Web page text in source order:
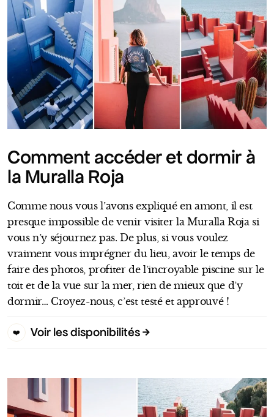
Comment accéder et dormir à
la Muralla Roja
Comme nous vous l’avons expliqué en amont, il est
presque impossible de venir visiter la Muralla Roja si
vous n’y séjournez pas. De plus, si vous voulez
vraiment vous imprégner du lieu, avoir le temps de
faire des photos, profiter de l’incroyable piscine sur le
toit et de la vue sur la mer, rien de mieux que d’y
dormir… Croyez-nous, c’est testé et approuvé !
❤️ Voir les disponibilités